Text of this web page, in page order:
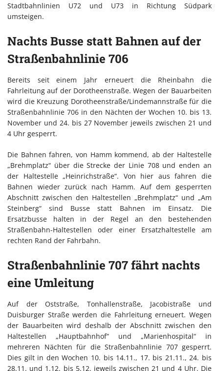
Stadtbahnlinien U72 und U73 in Richtung Südpark
umsteigen.
Nachts Busse statt Bahnen auf der
Straßenbahnlinie 706
Bereits seit einem Jahr erneuert die Rheinbahn die
Fahrleitung auf der Dorotheenstraße. Wegen der Bauarbeiten
wird die Kreuzung Dorotheenstraße/Lindemannstraße für die
Straßenbahnlinie 706 in den Nächten der Wochen 10. bis 13.
November und 24. bis 27 November jeweils zwischen 21 und
4 Uhr gesperrt.
Die Bahnen fahren, von Hamm kommend, ab der Haltestelle
„Brehmplatz“ über die Strecke der Linie 708 und enden an
der Haltestelle „Heinrichstraße“. Von hier aus fahren die
Bahnen wieder zurück nach Hamm. Auf dem gesperrten
Abschnitt zwischen den Haltestellen „Brehmplatz“ und „Am
Steinberg“ sind Busse statt Bahnen im Einsatz. Die
Ersatzbusse halten in der Regel an den bestehenden
Straßenbahn-Haltestellen oder einer Ersatzhaltestelle am
rechten Rand der Fahrbahn.
Straßenbahnlinie 707 fährt nachts
eine Umleitung
Auf der Oststraße, Tonhallenstraße, Jacobistraße und
Duisburger Straße werden die Fahrleitung erneuert. Wegen
der Bauarbeiten wird deshalb der Abschnitt zwischen den
Haltestellen „Hauptbahnhof“ und „Marienhospital“ in
mehreren Nächten für die Straßenbahnlinie 707 gesperrt.
Dies gilt in den Wochen 10. bis 14.11., 17. bis 21.11., 24. bis
28.11. und 1.12. bis 5.12. jeweils zwischen 21 und 4 Uhr. Die